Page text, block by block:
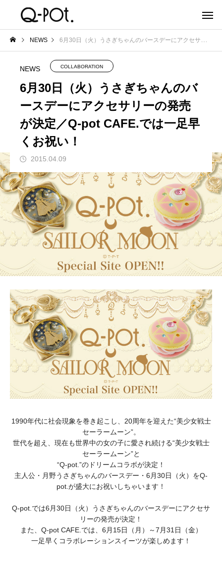
NEWS 6月30日（火）うさぎちゃんのバースデーにアクセサリーの発売が決定／Q-pot CAFE.では一足早くお祝い！
NEWS COLLABORATION
6月30日（火）うさぎちゃんのバ
ースデーにアクセサリーの発売
が決定／Q-pot CAFE.では一足早
くお祝い！
2015.04.09
1990年代に社会現象を巻き起こし、20周年を迎えた“美少女戦士
セーラームーン”。
世代を超え、現在も世界中の女の子に愛され続ける“美少女戦士
セーラームーン”と
“Q-pot.”のドリームコラボが決定！
主人公・月野うさぎちゃんのバースデー・6月30日（火）をQ-
pot.が盛大にお祝いしちゃいます！
Q-pot.では6月30日（火）
うさぎちゃんのバースデーにアクセサ
リーの発売が決定！
また、Q-pot CAFE.では、6月15日（月）～7月31日（金）
一足早くコラボレーションスイーツが楽しめます！